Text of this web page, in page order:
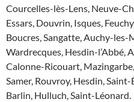
Courcelles-lès-Lens, Neuve-
Essars, Douvrin, Isques,
Boucres, Sangatte, Auchy-les-
Wardrecques, Hesdin-l’Abbé,
Calonne-Ricouart,
Samer, Rouvroy, Hesdin,
Barlin, Hulluch, Saint-Léonard.